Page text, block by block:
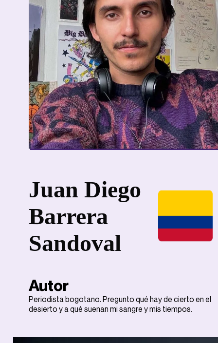
Juan Diego
Barrera
Sandoval
Autor
Periodista bogotano. Pregunto qué hay de cierto en el
desierto y a qué suenan mi sangre y mis tiempos.